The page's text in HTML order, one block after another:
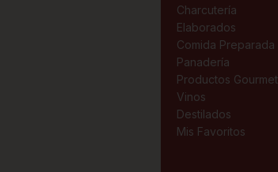
Charcutería
Elaborados
Comida Preparada
Panadería
Productos Gourmet
Vinos
Destilados
Mis Favoritos